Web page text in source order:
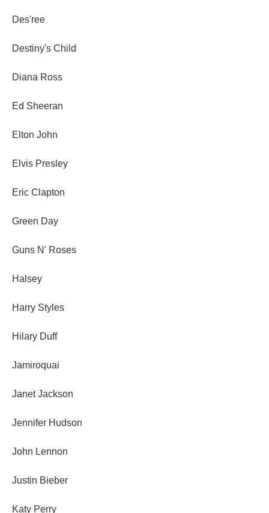
Des'ree
Destiny's Child
Diana Ross
Ed Sheeran
Elton John
Elvis Presley
Eric Clapton
Green Day
Guns N' Roses
Halsey
Harry Styles
Hilary Duff
Jamiroquai
Janet Jackson
Jennifer Hudson
John Lennon
Justin Bieber
Katy Perry